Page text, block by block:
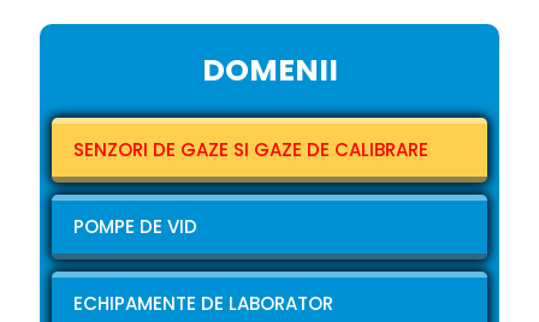
DOMENII
SENZORI DE GAZE SI GAZE DE CALIBRARE
POMPE DE VID
ECHIPAMENTE DE LABORATOR